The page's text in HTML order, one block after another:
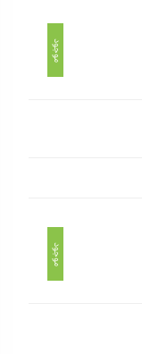
موجود
موجود